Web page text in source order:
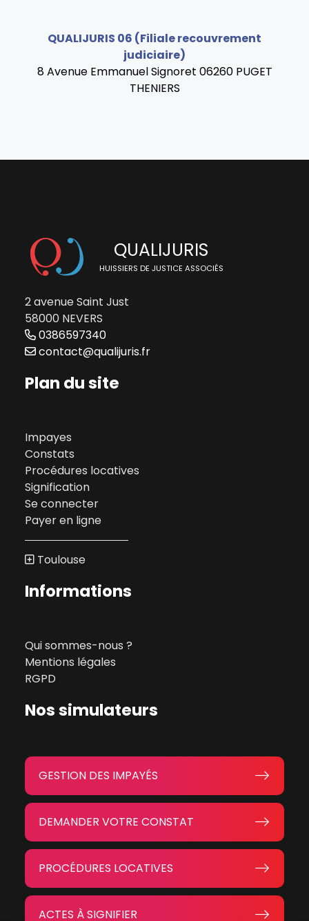
QUALIJURIS 06 (Filiale recouvrement
judiciaire)
8 Avenue Emmanuel Signoret 06260 PUGET
THENIERS
QUALIJURIS
HUISSIERS DE JUSTICE ASSOCIÉS
2 avenue Saint Just
58000 NEVERS
0386597340
contact@qualijuris.fr
Plan du site
Impayes
Constats
Procédures locatives
Signification
Se connecter
Payer en ligne
Toulouse
Informations
Qui sommes-nous ?
Mentions légales
RGPD
Nos simulateurs
GESTION DES IMPAYÉS
DEMANDER VOTRE CONSTAT
PROCÉDURES LOCATIVES
ACTES À SIGNIFIER